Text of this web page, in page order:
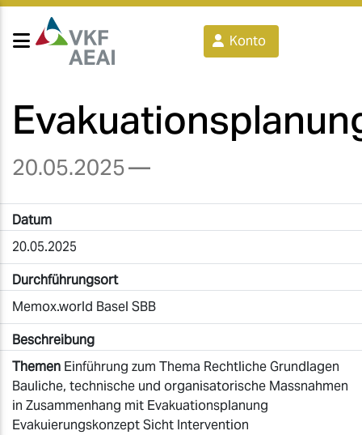
Konto
20.05.2025—
Datum
20.05.2025
Durchführungsort
Memox.world Basel SBB
Beschreibung
Themen Einführung zum Thema Rechtliche Grundlagen
Bauliche, technische und organisatorische Massnahmen
in Zusammenhang mit Evakuationsplanung
Evakuierungskonzept Sicht Intervention